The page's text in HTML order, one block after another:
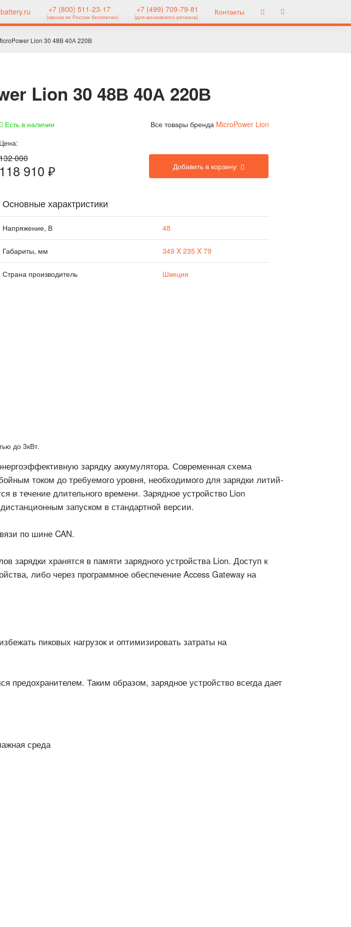
+7 (800) 511-23-17
(звонок по России бесплатен)
+7 (499) 709-79-81
(для московского региона)
Контакты
Lion 30 48В 40А 220В
Lion 30 48В 40А 220В
Есть в наличии Все товары бренда MicroPower Lion
Цена:
000
118 910 ₽ Добавить в корзину
Основные характристики
Напряжение, В 48
Габариты, мм 349 X 235 X 79
Страна производитель Швеция
до 3кВт.
зарядку аккумулятора. Современная схема
током до требуемого уровня, необходимого для зарядки литий-
в течение длительного времени. Зарядное устройство Lion
запуском в стандартной версии.
по шине CAN.
зарядки хранятся в памяти зарядного устройства Lion. Доступ к
либо через программное обеспечение Access Gateway на
пиковых нагрузок и оптимизировать затраты на
Таким образом, зарядное устройство всегда дает
среда